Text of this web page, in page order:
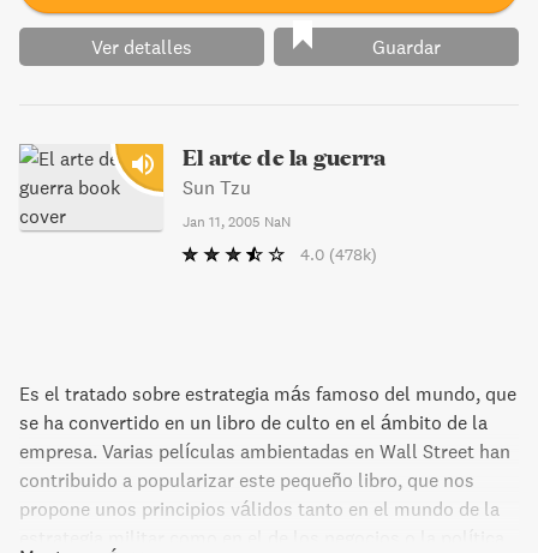
Ver detalles Guardar
El arte de la guerra
Sun Tzu
Jan 11, 2005 NaN
4.0 (478k)
Es el tratado sobre estrategia más famoso del mundo, que
se ha convertido en un libro de culto en el ámbito de la
empresa. Varias películas ambientadas en Wall Street han
contribuido a popularizar este pequeño libro, que nos
propone unos principios válidos tanto en el mundo de la